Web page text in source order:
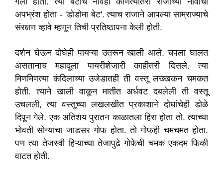
अपभ्रंश होता - 'डोडोमा बेट'. त्याच राजाने आपल्या साम्राज्याचे
संरक्षण व्हावे म्हणून तिची प्रतिष्ठापना केली होती.
दर्शन घेऊन दोघेही पायऱ्या उतरून खाली आले. चपला घालत
असतानाच महादूला पायरीशेजारी काहीतरी दिसले. त्या
मिणमिणत्या कंदिलाच्या उजेडातही ती वस्तू लख्खकन चमकत
होती. त्याने खाली वाकून मातीत अर्धवट दबलेली ती वस्तू
उचलली, त्या वस्तूच्या लखलखीत प्रकाशाने दोघांचेही डोळे
दिपून गेले. एक अतिशय पुरातन काळातला हिरा होता तो. त्याच्या
भोवती सोन्याचा जाडसर गोफ होता. तो गोफही चमचमत होता.
पण त्या तेजस्वी हिऱ्याच्या तेजापुढे गोफेची चमक एकदम फिकी
वाटत होती.